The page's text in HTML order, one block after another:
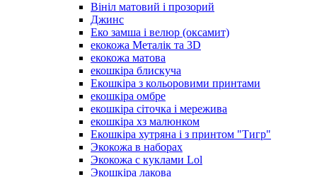
Вініл матовий і прозорий
Джинс
Еко замша і велюр (оксамит)
екокожа Металік та 3D
екокожа матова
екошкіра блискуча
Екошкіра з кольоровими принтами
екошкіра омбре
екошкіра сіточка і мережива
екошкіра хз малюнком
Екошкіра хутряна і з принтом "Тигр"
Экокожа в наборах
Экокожа с куклами Lol
Экошкiра лакова